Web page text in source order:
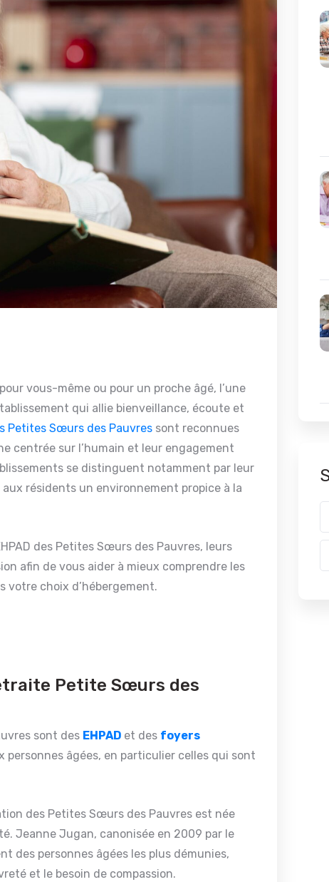
vous-même ou pour un proche âgé, l’une
qui allie bienveillance, écoute et
Petites Sœurs des Pauvres sont reconnues
centrée sur l’humain et leur engagement
se distinguent notamment par leur
résidents un environnement propice à la
des Petites Sœurs des Pauvres, leurs
afin de vous aider à mieux comprendre les
votre choix d’hébergement.
Petite Sœurs des
sont des EHPAD et des foyers
âgées, en particulier celles qui sont
des Petites Sœurs des Pauvres est née
Jeanne Jugan, canonisée en 2009 par le
des personnes âgées les plus démunies,
et le besoin de compassion.